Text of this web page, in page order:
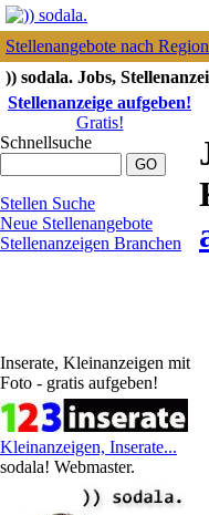
Stellenangebote nach
)) sodala. Jobs,
Stellenanzeige aufgeben!
Gratis!
Schnellsuche
Stellen Suche
Neue Stellenangebote
Stellenanzeigen Branchen
Inserate, Kleinanzeigen mit
Foto - gratis aufgeben!
Kleinanzeigen, Inserate...
sodala! Webmaster.